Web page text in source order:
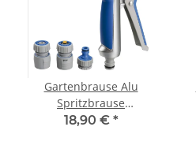
Gartenbrause Alu
Spritzbrause
Sprühpistole stufenlos
18,90 € *